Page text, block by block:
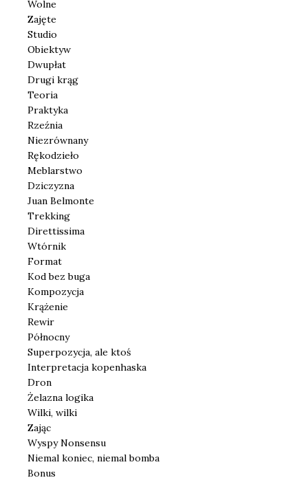
Wolne
Zajęte
Studio
Obiektyw
Dwupłat
Drugi krąg
Teoria
Praktyka
Rzeźnia
Niezrównany
Rękodzieło
Meblarstwo
Dziczyzna
Juan Belmonte
Trekking
Direttissima
Wtórnik
Format
Kod bez buga
Kompozycja
Krążenie
Rewir
Północny
Superpozycja, ale ktoś
Interpretacja kopenhaska
Dron
Żelazna logika
Wilki, wilki
Zając
Wyspy Nonsensu
Niemal koniec, niemal bomba
Bonus